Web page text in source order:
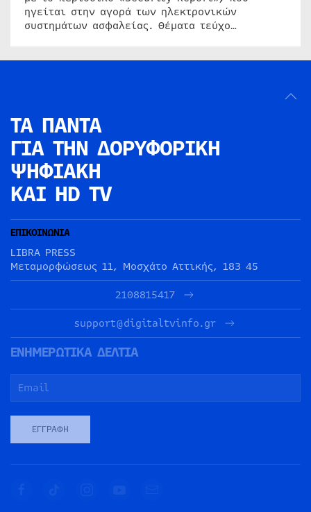
ηγείται στην αγορά των ηλεκτρονικών
συστημάτων ασφαλείας. Θέματα τεύχο…
ΤΑ ΠΑΝΤΑ
ΓΙΑ ΤΗΝ ΔΟΡΥΦΟΡΙΚΗ
ΨΗΦΙΑΚΗ
ΚΑΙ HD TV
ΕΠΙΚΟΙΝΩΝΙΑ
LIBRA PRESS
Μεταμορφώσεως 11, Μοσχάτο Αττικής, 183 45
2108815417
support@digitaltvinfo.gr
ΕΝΗΜΕΡΩΤΙΚΑ ΔΕΛΤΙΑ
ΕΓΓΡΑΦΉ